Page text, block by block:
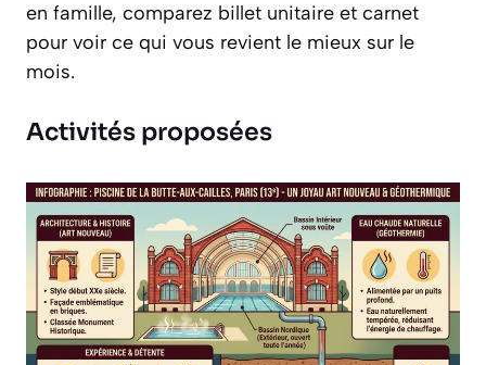
en famille, comparez billet unitaire et carnet
pour voir ce qui vous revient le mieux sur le
mois.
Activités proposées